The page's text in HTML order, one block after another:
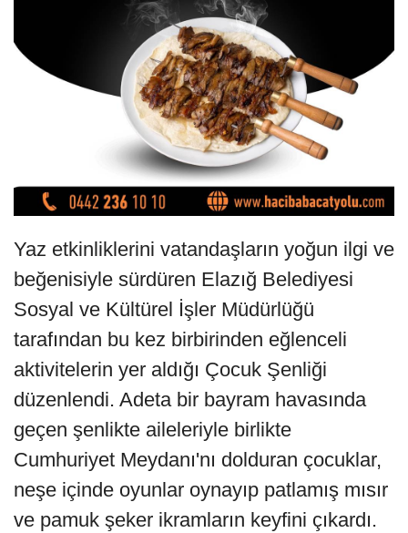
Yaz etkinliklerini vatandaşların yoğun ilgi ve
beğenisiyle sürdüren Elazığ Belediyesi
Sosyal ve Kültürel İşler Müdürlüğü
tarafından bu kez birbirinden eğlenceli
aktivitelerin yer aldığı Çocuk Şenliği
düzenlendi. Adeta bir bayram havasında
geçen şenlikte aileleriyle birlikte
Cumhuriyet Meydanı'nı dolduran çocuklar,
neşe içinde oyunlar oynayıp patlamış mısır
ve pamuk şeker ikramların keyfini çıkardı.